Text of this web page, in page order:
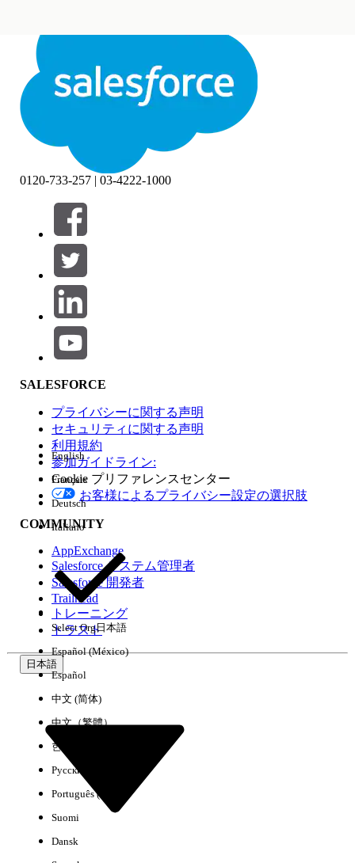
閉じる 閉じる
絞り込み条件 (0)
絞り込み条件を選択
製品エリア
機能の影響
エディション
環境
0120-733-257 | 03-4222-1000
SALESFORCE
プライバシーに関する声明
セキュリティに関する声明
利用規約
参加ガイドライン:
Cookie プリファレンスセンター
お客様によるプライバシー設定の選択肢
COMMUNITY
AppExchange
Salesforce システム管理者
Salesforce 開発者
Trailhead
トレーニング
トラスト
日本語
English
Français
Deutsch
Italiano
Select Org日本語
Español (México)
Español
中文 (简体)
中文（繁體）
한국어
Русский
Português (Brasil)
Suomi
Dansk